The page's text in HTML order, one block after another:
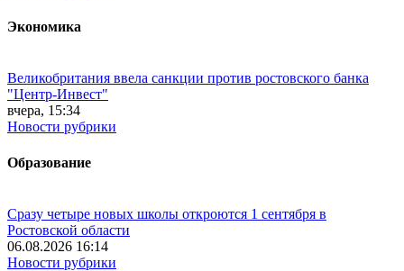
Экономика
Великобритания ввела санкции против ростовского банка
"Центр-Инвест"
вчера, 15:34
Новости рубрики
Образование
Сразу четыре новых школы откроются 1 сентября в
Ростовской области
06.08.2026 16:14
Новости рубрики